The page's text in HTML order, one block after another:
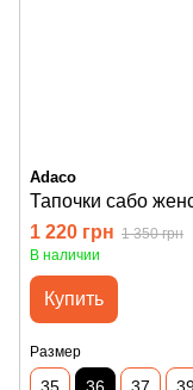
Adaco
Тапочки сабо
1 220 грн 1 350 грн
В наличии
Купить
Размер